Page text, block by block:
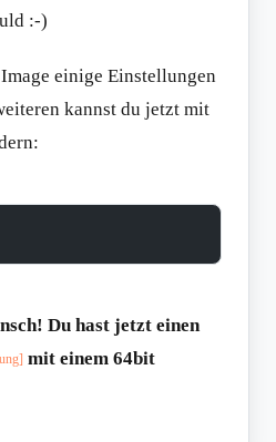
:-)
einige Einstellungen
kannst du jetzt mit
Du hast jetzt einen
mit einem 64bit